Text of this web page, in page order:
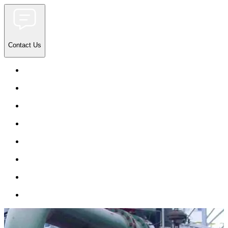
Contact Us